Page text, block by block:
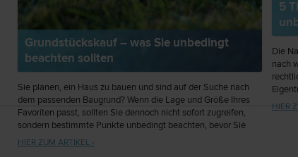
Grundstückskauf – was Sie unbedingt
beachten sollten
Sie planen, ein Haus zu bauen und sind auf der Suche nach
dem passenden Baugrund? Wenn die Lage und Größe Ihres
Favoriten passt, sollten Sie dennoch nicht sofort zugreifen,
sondern bestimmte Punkte unbedingt beachten, bevor Sie
einen Kaufvertrag abschließen. Insbesondere das Grundbuch
und der Flächenwidmungsplan sollten sorgfältig geprüft
HIER ZUM ARTIKEL ›
5
Die
nach
HIER